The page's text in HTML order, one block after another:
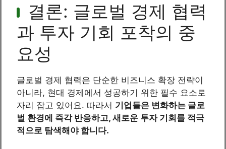
결론: 글로벌 경제 협력
과 투자 기회 포착의 중
요성
글로벌 경제 협력은 단순한 비즈니스 확장 전략이
아니라, 현대 경제에서 성공하기 위한 필수 요소로
자리 잡고 있어요. 따라서 기업들은 변화하는 글로
벌 환경에 즉각 반응하고, 새로운 투자 기회를 적극
적으로 탐색해야 합니다.